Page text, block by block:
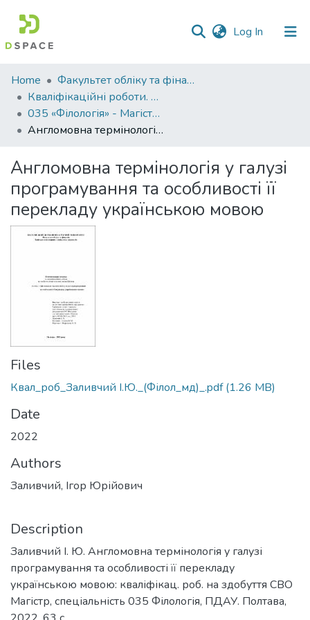
Log In (current)
Communities
&
Collections
Statistics
Home
Факультет обліку та фінансів
Кваліфікаційні роботи. Факультет обліку та фінансів
035 «Філологія» - Магістри 2022-2023
Англомовна термінологія у галузі програмування та особливості її перекладу українською мовою
Англомовна термінологія у галузі
програмування та особливості її
перекладу українською мовою
Files
Квал_роб_Заливчий І.Ю._(Філол_мд)_.pdf(1.26 MB)
Date
2022
Authors
Заливчий, Ігор Юрійович
Description
Заливчий І. Ю. Англомовна термінологія у галузі
програмування та особливості її перекладу
українською мовою: кваліфікац. роб. на здобуття СВО
Магістр, спеціальність 035 Філологія, ПДАУ. Полтава,